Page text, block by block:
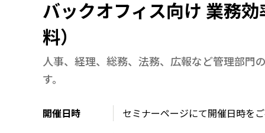
バックオフィス向け 業務
料）
人事、経理、総務、法務、広報など管理部門
す。
開催日時
セミナーページにて開催日時を